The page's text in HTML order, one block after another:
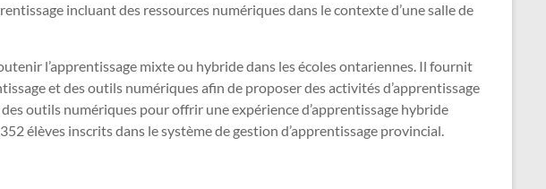
incluant des ressources numériques dans le contexte d’une salle de
l’apprentissage mixte ou hybride dans les écoles ontariennes. Il fournit
et des outils numériques afin de proposer des activités d’apprentissage
outils numériques pour offrir une expérience d’apprentissage hybride
élèves inscrits dans le système de gestion d’apprentissage provincial.